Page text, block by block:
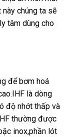
chúng ta sẽ
tâm dùng cho
để bơm hoá
là dòng
độ nhớt thấp và
thường được
inox,phần lót